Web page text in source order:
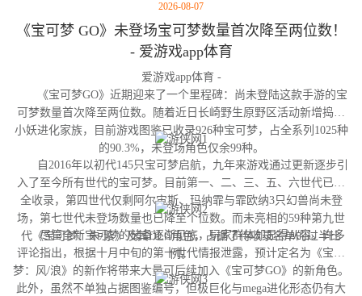
2026-08-07
《宝可梦 GO》未登场宝可梦数量首次降至两位数！
- 爱游戏app体育
爱游戏app体育 -
《宝可梦GO》近期迎来了一个里程碑：尚未登陆这款手游的宝
可梦数量首次降至两位数。随着近日长崎野生原野区活动新增捣蛋
小妖进化家族，目前游戏图鉴已收录926种宝可梦，占全系列1025种
的90.3%，未登场角色仅余99种。
自2016年以初代145只宝可梦启航，九年来游戏通过更新逐步引
入了至今所有世代的宝可梦。目前第一、二、三、五、六世代已完
全收录，第四世代仅剩阿尔宙斯、玛纳霏与霏欧纳3只幻兽尚未登
场，第七世代未登场数量也已降至个位数。而未亮相的59种第九世
代《宝可梦：朱/紫》及其DLC角色，占据了待收录名单的过半比
例。
尽管全新宝可梦的储备逐渐见底，玩家群体却显得从容。许多
评论指出，根据十月中旬的第十世代情报泄露，预计定名为《宝可
梦：风/浪》的新作将带来大量可后续加入《宝可梦GO》的新角色。
此外，虽然不单独占据图鉴编号，但极巨化与mega进化形态仍有大